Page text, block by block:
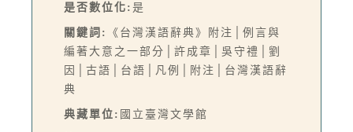
是否數位化: 是
關鍵詞:
《台灣漢語辭典》附注│例言與
編著大意之一部分│許成章│吳守禮│劉
因│古語│台語│凡例│附注│台灣漢語辭
典
典藏單位: 國立臺灣文學館